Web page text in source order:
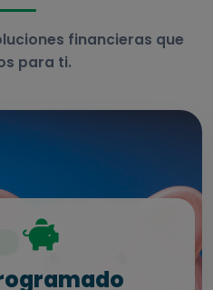
financieras que
para ti.